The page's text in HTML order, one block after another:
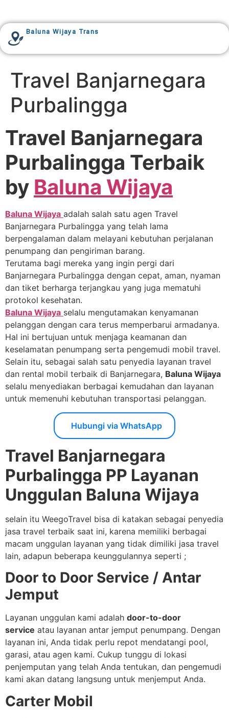
Baluna Wijaya Trans
Travel Banjarnegara
Purbalingga
Travel Banjarnegara
Purbalingga Terbaik
by Baluna Wijaya
Baluna Wijaya adalah salah satu agen Travel
Banjarnegara Purbalingga yang telah lama
berpengalaman dalam melayani kebutuhan perjalanan
penumpang dan pengiriman barang.
Terutama bagi mereka yang ingin pergi dari
Banjarnegara Purbalingga dengan cepat, aman, nyaman
dan tiket berharga terjangkau yang juga mematuhi
protokol kesehatan.
Baluna Wijaya selalu mengutamakan kenyamanan
pelanggan dengan cara terus memperbarui armadanya.
Hal ini bertujuan untuk menjaga keamanan dan
keselamatan penumpang serta pengemudi mobil travel.
Selain itu, sebagai salah satu penyedia layanan travel
dan rental mobil terbaik di Banjarnegara, Baluna Wijaya
selalu menyediakan berbagai kemudahan dan layanan
untuk memenuhi kebutuhan transportasi pelanggan.
Hubungi via WhatsApp
Travel Banjarnegara
Purbalingga PP Layanan
Unggulan Baluna Wijaya
selain itu WeegoTravel bisa di katakan sebagai penyedia
jasa travel terbaik saat ini, karena memiliki berbagai
macam unggulan layanan yang tidak dimiliki jasa travel
lain, adapun beberapa keunggulannya seperti ;
Door to Door Service / Antar
Jemput
Layanan unggulan kami adalah door-to-door
service atau layanan antar jemput penumpang. Dengan
layanan ini, Anda tidak perlu repot mendatangi pool,
garasi, atau agen kami. Cukup tunggu di lokasi
penjemputan yang telah Anda tentukan, dan pengemudi
kami akan datang langsung untuk menjemput Anda.
Carter Mobil